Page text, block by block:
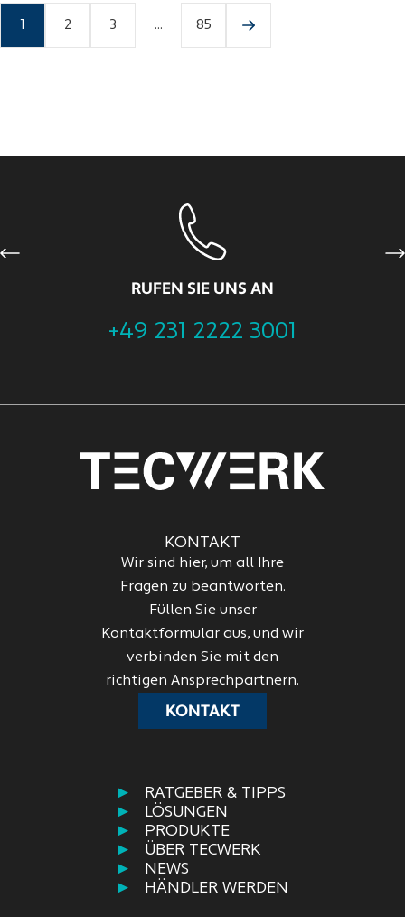
2 3 ... 85
RUFEN SIE UNS AN
+49 231 2222 3001
Previous
RATGEBER & TIPPS
LÖSUNGEN
PRODUKTE
ÜBER TECWERK
NEWS
HÄNDLER WERDEN
KONTAKT
Wir sind hier, um all Ihre
Fragen zu beantworten.
Füllen Sie unser
Kontaktformular aus, und wir
verbinden Sie mit den
richtigen Ansprechpartnern.
KONTAKT